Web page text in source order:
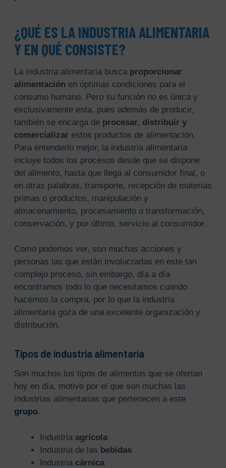
¿QUÉ ES LA INDUSTRIA ALIMENTARIA
Y EN QUÉ CONSISTE?
La industria alimentaria busca proporcionar
alimentación en óptimas condiciones para el
consumo humano. Pero su función no es única y
exclusivamente esta, pues además de producir,
también se encarga de procesar, distribuir y
comercializar estos productos de alimentación.
Para entenderlo mejor, la industria alimentaria
incluye todos los procesos desde que se dispone
del alimento, hasta que llega al consumidor final, o
en otras palabras, transporte, recepción de materias
primas o productos, manipulación y
almacenamiento, procesamiento o transformación,
conservación, y por último, servicio al consumidor.
Como podemos ver, son muchas acciones y
personas las que están involucradas en este tan
complejo proceso, sin embargo, día a día
encontramos todo lo que necesitamos cuando
hacemos la compra, por lo que la industria
alimentaria goza de una excelente organización y
distribución.
Tipos de industria alimentaria
Son muchos los tipos de alimentos que se ofertan
hoy en día, motivo por el que son muchas las
industrias alimentarias que pertenecen a este
grupo.
Industria agrícola
Industria de las bebidas
Industria cárnica